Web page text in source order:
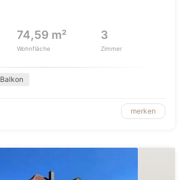
74,59 m²
Wohnfläche
3
Zimmer
Balkon
merken